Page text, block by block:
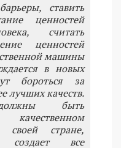
ставить
ценностей
считать
ценностей
машины
в новых
бороться за
лучших качеств.
быть
стране,
создает все